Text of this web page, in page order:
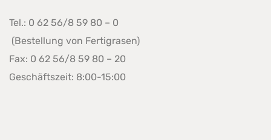
Tel.: 0 62 56/8 59 80 – 0
(Bestellung von Fertigrasen)
Fax: 0 62 56/8 59 80 – 20
Geschäftszeit: 8:00-15:00